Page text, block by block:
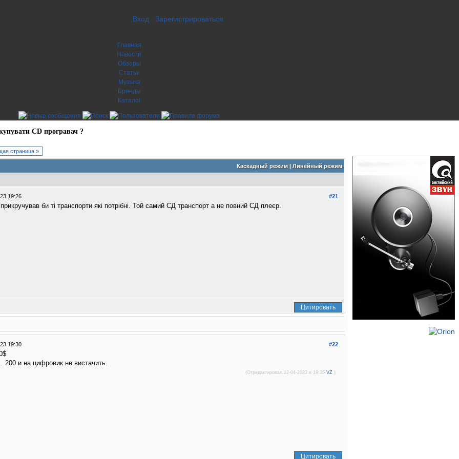
Вход Зарегистрироваться
Главная
Новости
Обзоры
Статьи
Музыка
Бренды
Каталог
CD програвач ?
страница »
Каскадный режим| Линейный режим
#21
19:26
би ті транспорти які потрібні. Той самий СД транспорт а не повний СД плеєр.
Цитировать
#22
19:30
200 и на цифровик не вистачить.
(Отредактировал 12-04-2023 в 19:35 VZ.)
Цитировать